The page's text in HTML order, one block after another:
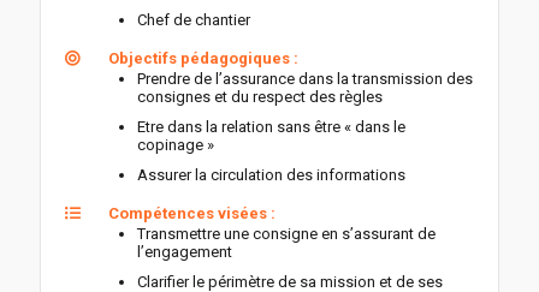
Chef de chantier
Objectifs pédagogiques :
Prendre de l’assurance dans la transmission des
consignes et du respect des règles
Etre dans la relation sans être « dans le
copinage »
Assurer la circulation des informations
Compétences visées :
Transmettre une consigne en s’assurant de
l’engagement
Clarifier le périmètre de sa mission et de ses